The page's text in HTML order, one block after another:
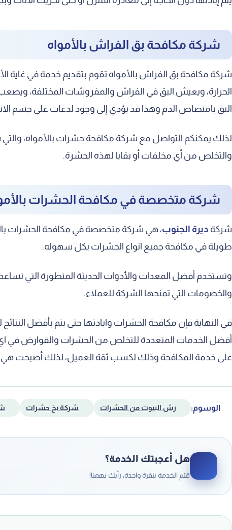
شركة مكافحة بق الفراش بالأمواه
شركة مكافحة بق الفراش بالأمواه تقوم بتقديم خدمة في غاية
الحرارة، ويعيش البق في الفراش والمفروشات المختلفة،
البق بامتصاص الدم وهذا قد يؤدي إلى وجود لدغات على جسم
لذلك يمكنكم التواصل مع شركة مكافحة حشرات بالأمواه،
والتخلص من أي مخلفات أو بقايا لهذه الحشرة.
شركة متخصصة في مكافحة الحشرات
شركة ديرة الجنوب، هي شركة متخصصة في مكافحة الحشرات
طويلة في مكافحة جميع انواع الحشرات بكل سهوله.
وتستخدم أفضل المعدات والأدوات الحديثة المتطورة التي
والخصومات التي تمنحها الشركة للعملاء.
في النهاية فإن مكافحة الحشرات وابادتها حتى يتم بأفضل
أفضل الخدمات المتعددة للتخلص من الحشرات والقوارض في اي
على خدمة المكافحة وذلك لكسب ثقة العميل، لذلك أصبحت هي
الوسوم: رش البيوت من الحشرات شركة بخ حشرات
هل أعجبتك الخدمة؟
قيّم الخدمة بنقرة واحدة، رأيك يهمنا!